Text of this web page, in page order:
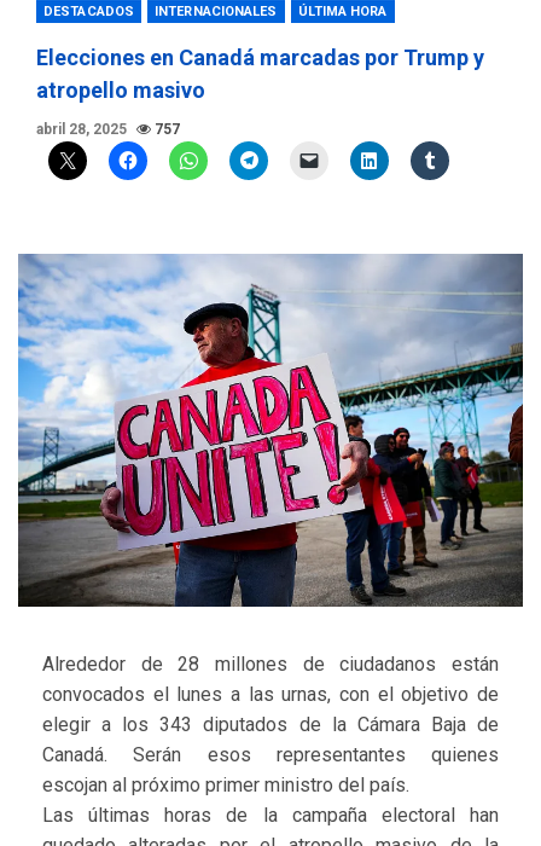
DESTACADOS INTERNACIONALES ÚLTIMA HORA
Elecciones en Canadá marcadas por Trump y
atropello masivo
abril 28, 2025 757
Alrededor de 28 millones de ciudadanos están
convocados el lunes a las urnas, con el objetivo de
elegir a los 343 diputados de la Cámara Baja de
Canadá. Serán esos representantes quienes
escojan al próximo primer ministro del país.
Las últimas horas de la campaña electoral han